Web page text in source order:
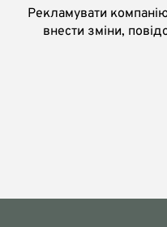
Рекламувати
внести зміни,